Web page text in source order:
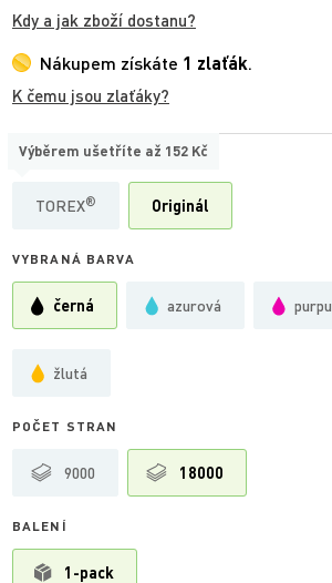
Kdy a jak zboží dostanu?
Nákupem získáte 1 zlaťák.
K čemu jsou zlaťáky?
TYP
TOREX®
Výběrem ušetříte až 152 Kč
Originál
VYBRANÁ BARVA
černá azurová
žlutá
POČET STRAN
9000 18000
BALENÍ
1-pack